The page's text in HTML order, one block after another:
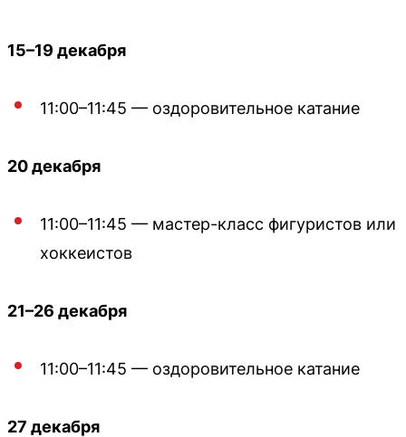
15–19 декабря
11:00–11:45 — оздоровительное катание
20 декабря
11:00–11:45 — мастер-класс фигуристов или
хоккеистов
21–26 декабря
11:00–11:45 — оздоровительное катание
27 декабря